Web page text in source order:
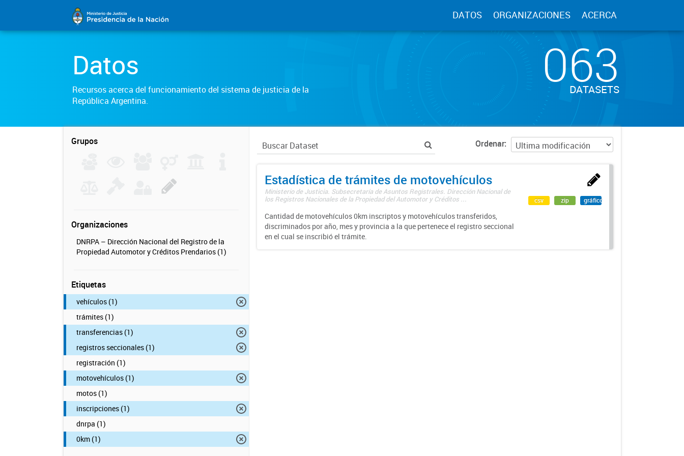
DATOS ORGANIZACIONES ACERCA
Datos
Recursos acerca del funcionamiento del sistema de justicia de la
República Argentina.
063
DATASETS
Grupos
Organizaciones
DNRPA – Dirección Nacional del Registro de la
Propiedad Automotor y Créditos Prendarios (1)
Etiquetas
vehículos (1)
trámites (1)
transferencias (1)
registros seccionales (1)
registración (1)
motovehículos (1)
motos (1)
inscripciones (1)
dnrpa (1)
0km (1)
Ordenar
Estadística de trámites de motovehículos
Ministerio de Justicia. Subsecretaría de Asuntos Registrales. Dirección Nacional de
los Registros Nacionales de la Propiedad del Automotor y Créditos ...
Cantidad de motovehículos 0km inscriptos y motovehículos transferidos,
discriminados por año, mes y provincia a la que pertenece el registro seccional
en el cual se inscribió el trámite.
csv zip gráfico